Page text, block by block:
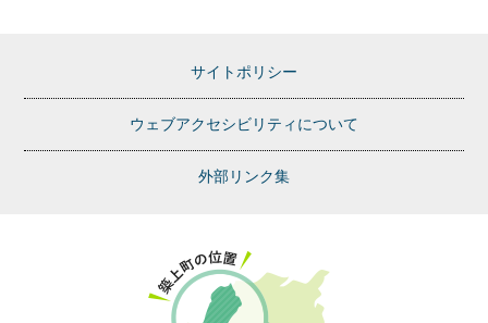
サイトポリシー
ウェブアクセシビリティについて
外部リンク集